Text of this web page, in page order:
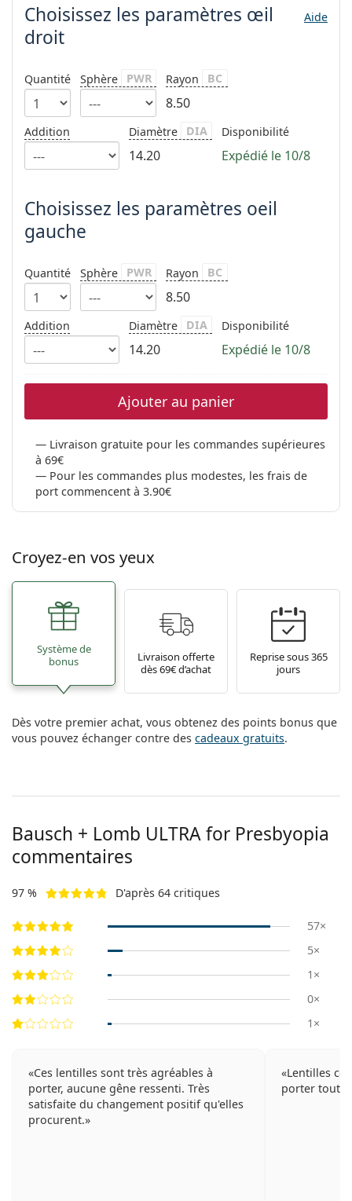
Toutes les marques
Persol
Toutes les marques
Choisissez les paramètres œil
droit
Aide
Quantité Sphère PWR Rayon BC
8.50
Addition Diamètre DIA
14.20
Disponibilité
Expédié le 10/8
Choisissez les paramètres oeil
gauche
Quantité Sphère PWR Rayon BC
8.50
Addition Diamètre DIA
14.20
Disponibilité
Expédié le 10/8
Ajouter au panier
Livraison gratuite pour les commandes supérieures
à 69€
Pour les commandes plus modestes, les frais de
port commencent à 3.90€
Croyez-en vos yeux
Système de
bonus
Livraison offerte
dès 69€ d’achat
Reprise sous 365
jours
Dès votre premier achat, vous obtenez des points bonus que
vous pouvez échanger contre des cadeaux gratuits.
Bausch + Lomb ULTRA for Presbyopia
commentaires
97 % D'après 64 critiques
57×
5×
1×
0×
1×
Ces lentilles sont très agréables à
porter, aucune gêne ressenti. Très
satisfaite du changement positif qu'elles
procurent.
Lentilles
porter toute